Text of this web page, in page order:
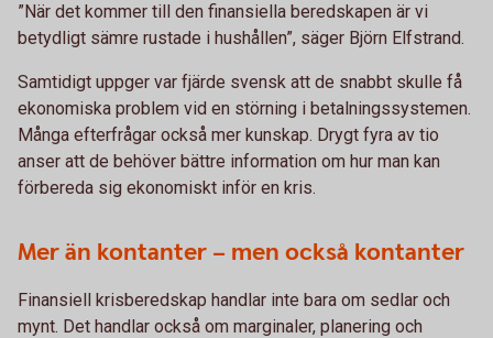
”När det kommer till den finansiella beredskapen är vi
betydligt sämre rustade i hushållen”, säger Björn Elfstrand.
Samtidigt uppger var fjärde svensk att de snabbt skulle få
ekonomiska problem vid en störning i betalningssystemen.
Många efterfrågar också mer kunskap. Drygt fyra av tio
anser att de behöver bättre information om hur man kan
förbereda sig ekonomiskt inför en kris.
Mer än kontanter – men också kontanter
Finansiell krisberedskap handlar inte bara om sedlar och
mynt. Det handlar också om marginaler, planering och